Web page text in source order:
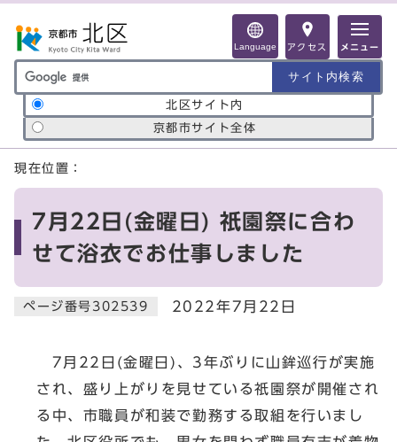
Language アクセス メニュー
サイト内検索の範囲
北区サイト内
京都市サイト全体
ここから本文です
現在位置：
7月22日(金曜日) 祇園祭に合わ
せて浴衣でお仕事しました
ページ番号302539 2022年7月22日
7月22日(金曜日)、3年ぶりに山鉾巡行が実施
され、盛り上がりを見せている祇園祭が開催され
る中、市職員が和装で勤務する取組を行いまし